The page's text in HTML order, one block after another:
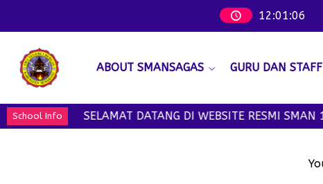
12:01:07
ABOUT SMANSAGAS GURU DAN STAFF
School Info SELAMAT DATANG DI WEBSITE RESMI SMAN